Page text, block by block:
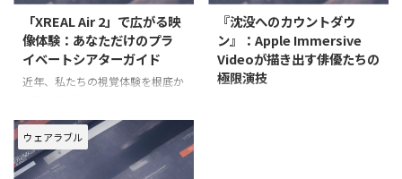
革する可能性を秘めています。そ
の
「XREAL Air 2」で広がる映
像体験：あなただけのプラ
イベートシアターガイド
近年、私たちの視覚体験を根底か
トグラスが注目を集めています。
特に「XREAL Air 2」は、その高
い没入感と携帯性により、どこに
いても自分だけの大画面エンター
『沈没へのカウントダウ
ン』：Apple Immersive
Videoが描き出す俳優たちの
極限演技
ウェアラブル